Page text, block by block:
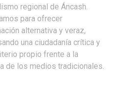
regional de Áncash.
para ofrecer
alternativa y veraz,
una ciudadanía crítica y
propio frente a la
de los medios tradicionales.